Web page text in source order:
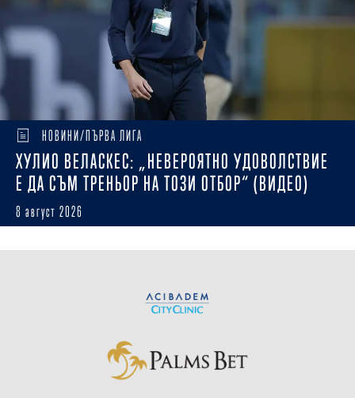
НОВИНИ/ПЪРВА ЛИГА
ХУЛИО ВЕЛАСКЕС: „НЕВЕРОЯТНО УДОВОЛСТВИЕ
Е ДА СЪМ ТРЕНЬОР НА ТОЗИ ОТБОР“ (ВИДЕО)
8 август 2026